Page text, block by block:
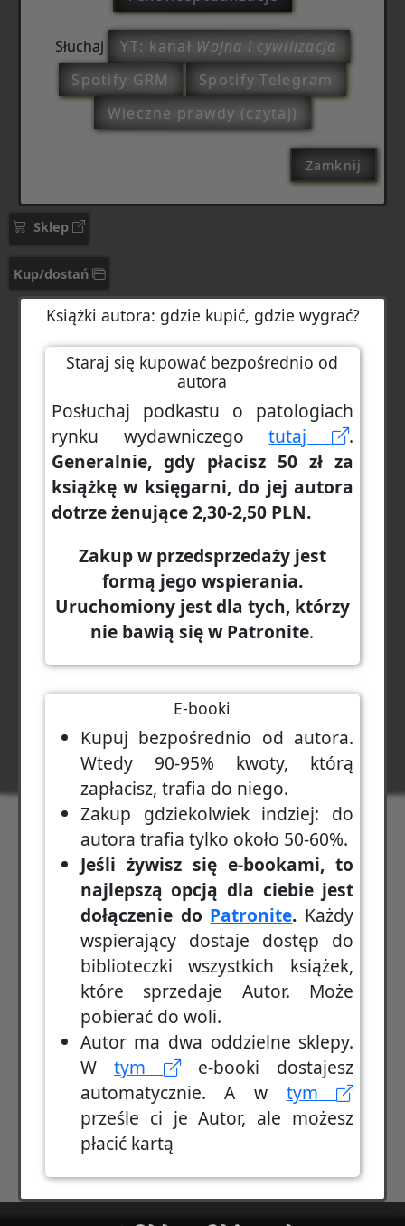
Słuchaj YT: kanał Wojna i cywilizacja
Spotify GRM
Spotify Telegram
Wieczne prawdy (czytaj)
Zamknij
Sklep
Kup/dostań
Książki autora: gdzie kupić, gdzie wygrać?
Staraj się kupować bezpośrednio od
autora
Posłuchaj podkastu o patologiach
rynku wydawniczegotutaj
.
Generalnie, gdy płacisz 50 zł za
książkę w księgarni, do jej autora
dotrze żenujące 2,30-2,50 PLN.
Zakup w przedsprzedaży jest
formą jego wspierania.
Uruchomiony jest dla tych, którzy
nie bawią się w Patronite.
E-booki
Kupuj bezpośrednio od autora.
Wtedy 90-95% kwoty, którą
zapłacisz, trafia do niego.
Zakup gdziekolwiek indziej: do
autora trafia tylko około 50-60%.
Jeśli żywisz się e-bookami, to
najlepszą opcją dla ciebie jest
dołączenie do Patronite. Każdy
wspierający dostaje dostęp do
biblioteczki wszystkich książek,
które sprzedaje Autor. Może
pobierać do woli.
Autor ma dwa oddzielne sklepy.
Wtym
e-booki dostajesz
automatycznie. A w tym
prześle ci je Autor, ale możesz
płacić kartą